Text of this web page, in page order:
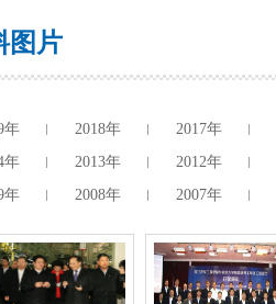
图片
年 2018年 2017年
年
2013年 2012年
年
2008年 2007年